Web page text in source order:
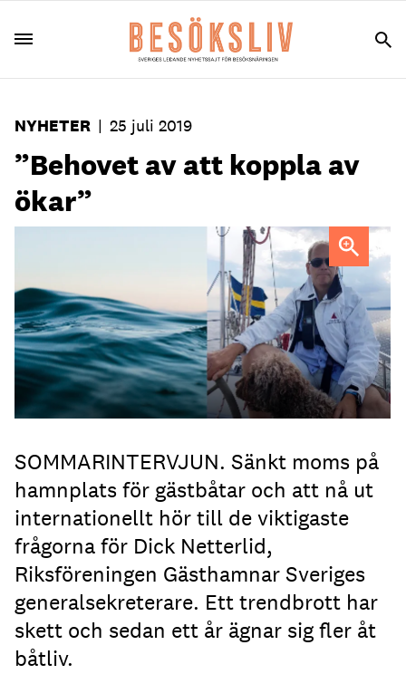
NYHETER | 25 juli 2019
”Behovet av att koppla av
ökar”
Dick Netterlid är generalsekreterare i RGS.
SOMMARINTERVJUN. Sänkt moms på
hamnplats för gästbåtar och att nå ut
internationellt hör till de viktigaste
frågorna för Dick Netterlid,
Riksföreningen Gästhamnar Sveriges
generalsekreterare. Ett trendbrott har
skett och sedan ett år ägnar sig fler åt
båtliv.